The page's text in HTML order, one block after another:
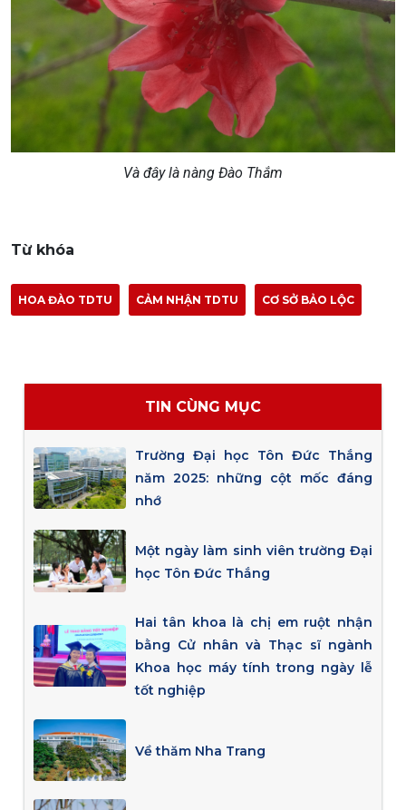
Và đây là nàng Đào Thắm
Từ khóa
HOA ĐÀO TDTU CẢM NHẬN TDTU CƠ SỞ BẢO LỘC
TIN CÙNG MỤC
Trường Đại học Tôn Đức Thắng
năm 2025: những cột mốc đáng
nhớ
Một ngày làm sinh viên trường Đại
học Tôn Đức Thắng
Hai tân khoa là chị em ruột nhận
bằng Cử nhân và Thạc sĩ ngành
Khoa học máy tính trong ngày lễ
tốt nghiệp
Về thăm Nha Trang